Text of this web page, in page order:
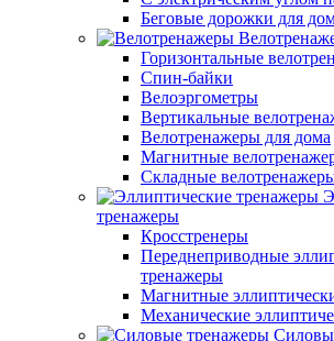
Беговые дорожки для
Горизонтальные
Спин-байки
Велоэргометры
Вертикальные
Велотренажеры для дома
Магнитные
Складные
тренажеры
Кросстренеры
Переднеприводные
тренажеры
Магнитные
Механические